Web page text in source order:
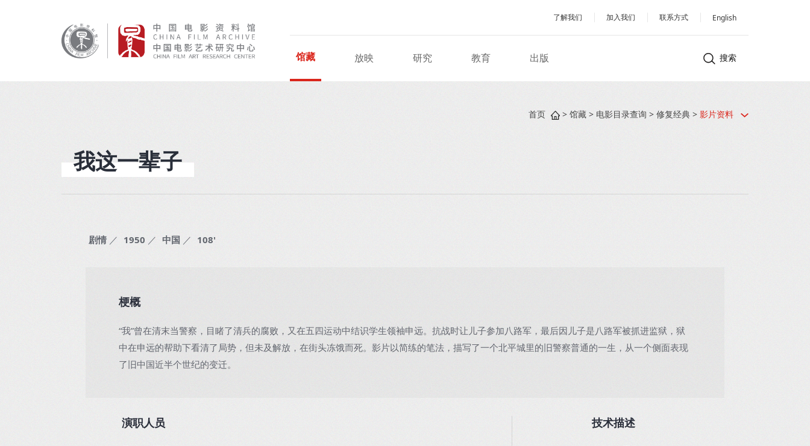
了解我们 加入我们 联系方式 English
馆藏 放映 研究 教育 出版 搜索
首页 > 馆藏 > 电影目录查询 > 修复经典 > 影片资料
我这一辈子
剧情 ／ 1950 ／ 中国 ／ 108'
梗概
“我”曾在清末当警察，目睹了清兵的腐败，又在五四运动中结识学生领袖申远。抗战时让儿子参加八路军，最后因儿子是八路军被抓进监狱，狱
中在申远的帮助下看清了局势，但未及解放，在街头冻饿而死。影片以简练的笔法，描写了一个北平城里的旧警察普通的一生，从一个侧面表现
了旧中国近半个世纪的变迁。
演职人员 技术描述